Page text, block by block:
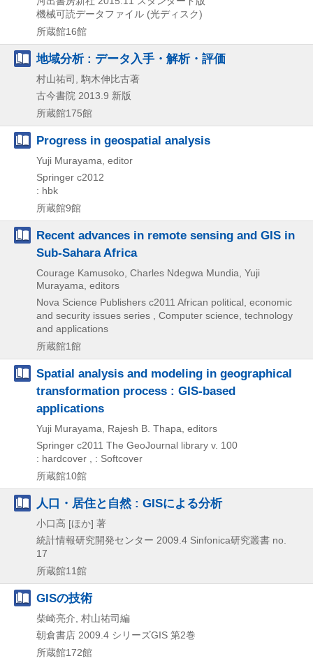
機械可読データファイル (光ディスク)
所蔵館16館
地域分析 : データ入手・解析・評価
村山祐司, 駒木伸比古著
古今書院 2013.9 新版
所蔵館175館
Progress in geospatial analysis
Yuji Murayama, editor
Springer c2012
: hbk
所蔵館9館
Recent advances in remote sensing and GIS in
Sub-Sahara Africa
Courage Kamusoko, Charles Ndegwa Mundia, Yuji
Murayama, editors
Nova Science Publishers c2011 African political, economic
and security issues series , Computer science, technology
and applications
所蔵館1館
Spatial analysis and modeling in geographical
transformation process : GIS-based
applications
Yuji Murayama, Rajesh B. Thapa, editors
Springer c2011 The GeoJournal library v. 100
: hardcover , : Softcover
所蔵館10館
人口・居住と自然 : GISによる分析
小口高 [ほか] 著
統計情報研究開発センター 2009.4 Sinfonica研究叢書 no.
17
所蔵館11館
GISの技術
柴崎亮介, 村山祐司編
朝倉書店 2009.4 シリーズGIS 第2巻
所蔵館172館